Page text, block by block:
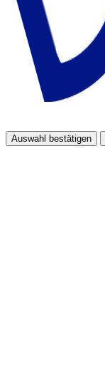
Auswahl bestätigen